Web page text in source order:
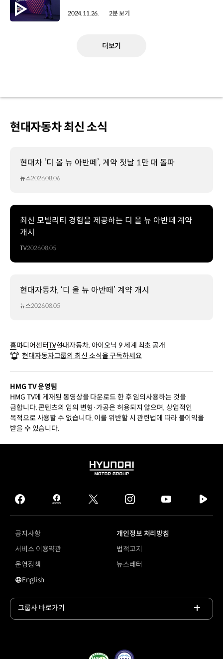
2024.11.26. 2분 보기
더보기
현대자동차 최신 소식
현대차 ‘디 올 뉴 아반떼’, 계약 첫날 1만 대 돌파
뉴스2026.08.06
최신 모빌리티 경험을 제공하는 디 올 뉴 아반떼 계약
개시
TV2026.08.05
현대자동차, ‘디 올 뉴 아반떼’ 계약 개시
뉴스2026.08.05
홈미디어센터TV현대자동차, 아이오닉 9 세계 최초 공개
현대자동차그룹의 최신 소식을 구독하세요
HMG TV 운영팀
HMG TV에 게재된 동영상을 다운로드 한 후 임의사용하는 것을
금합니다. 콘텐츠의 임의 변형·가공은 허용되지 않으며, 상업적인
목적으로 사용할 수 없습니다. 이를 위반할 시 관련법에 따라 불이익을
받을 수 있습니다.
HYUNDAI
GROUP
facebook
hmg
journal
twitter instagram
tv
공지사항
개인정보 처리방침
서비스 이용약관
법적고지
운영정책
뉴스레터
영문 사이트로 이동
English
그룹사 바로가기